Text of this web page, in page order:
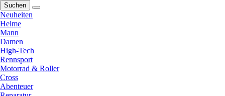
Suchen
Neuheiten
Helme
Mann
Damen
High-Tech
Rennsport
Motorrad & Roller
Cross
Abenteuer